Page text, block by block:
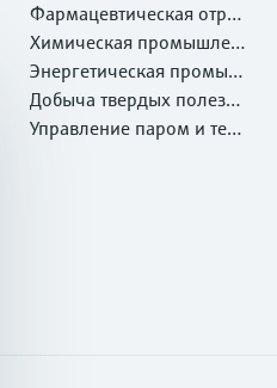
Фармацевтическая отрас
ль
Химическая промышлен
ность
Энергетическая промыш
ленность
Добыча твердых полезны
х ископаемых и Металлу
Управление паром и техн